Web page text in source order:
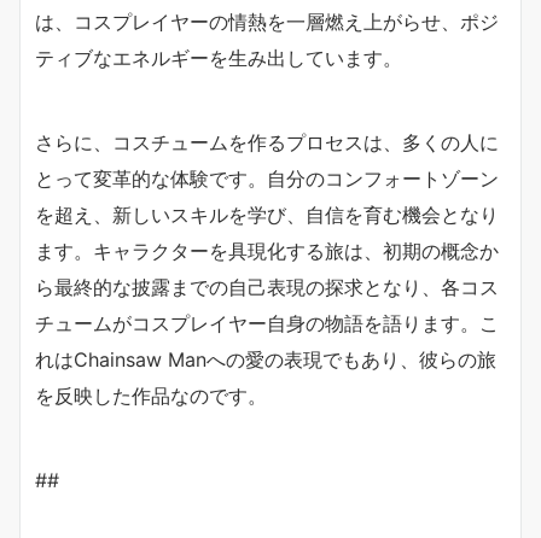
は、コスプレイヤーの情熱を一層燃え上がらせ、ポジ
ティブなエネルギーを生み出しています。
さらに、コスチュームを作るプロセスは、多くの人に
とって変革的な体験です。自分のコンフォートゾーン
を超え、新しいスキルを学び、自信を育む機会となり
ます。キャラクターを具現化する旅は、初期の概念か
ら最終的な披露までの自己表現の探求となり、各コス
チュームがコスプレイヤー自身の物語を語ります。こ
れはChainsaw Manへの愛の表現でもあり、彼らの旅
を反映した作品なのです。
##